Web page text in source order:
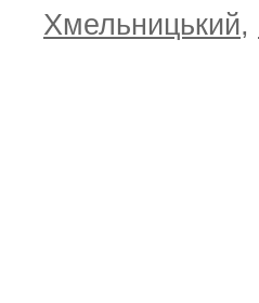
Хмельницький,